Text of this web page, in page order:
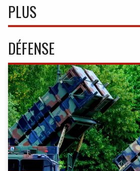
PLUS
DÉFENSE